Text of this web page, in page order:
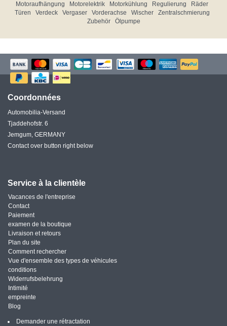
Motoraufhängung
Motorelektrik Motorkühlung Regulierung
Räder
Türen
Verdeck Vergaser Vorderachse Wischer
Zentralschmierung
Zubehör
Ölpumpe
Coordonnées
Automobilia-Versand
Tjaddehofstr. 6
Jemgum, GERMANY
Contact over button right below
Service à la clientèle
Vacances de l'entreprise
Contact
Paiement
examen de la boutique
Livraison et retours
Plan du site
Comment rechercher
Vue d'ensemble des types de véhicules
conditions
Widerrufsbelehrung
Intimité
empreinte
Blog
Demander une rétractation